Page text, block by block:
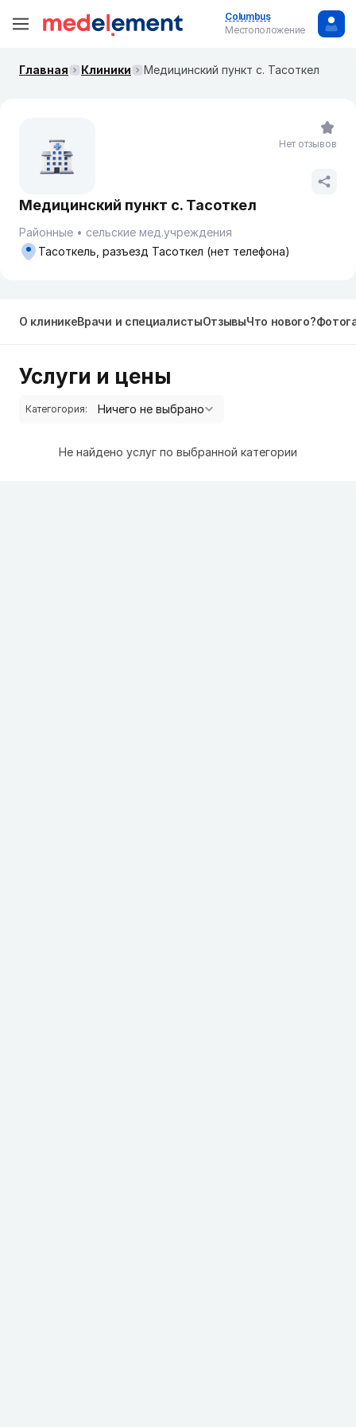
Columbus
Местоположение
Главная Клиники Медицинский пункт с. Тасоткел
Медицинский пункт с. Тасоткел
Районные
сельские мед.учреждения
Тасоткель, разъезд Тасоткел (нет телефона)
Нет отзывов
О клиникеВрачи и специалистыОтзывыЧто нового?
Услуги и цены
Категогория:
Не найдено услуг по выбранной категории